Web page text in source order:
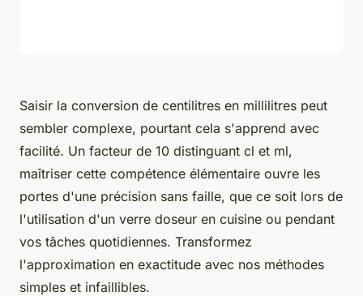
Saisir la conversion de centilitres en millilitres peut
sembler complexe, pourtant cela s'apprend avec
facilité. Un facteur de 10 distinguant cl et ml,
maîtriser cette compétence élémentaire ouvre les
portes d'une précision sans faille, que ce soit lors de
l'utilisation d'un verre doseur en cuisine ou pendant
vos tâches quotidiennes. Transformez
l'approximation en exactitude avec nos méthodes
simples et infaillibles.